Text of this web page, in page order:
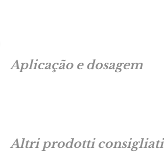
Aplicação e dosagem
Altri prodotti consigliati